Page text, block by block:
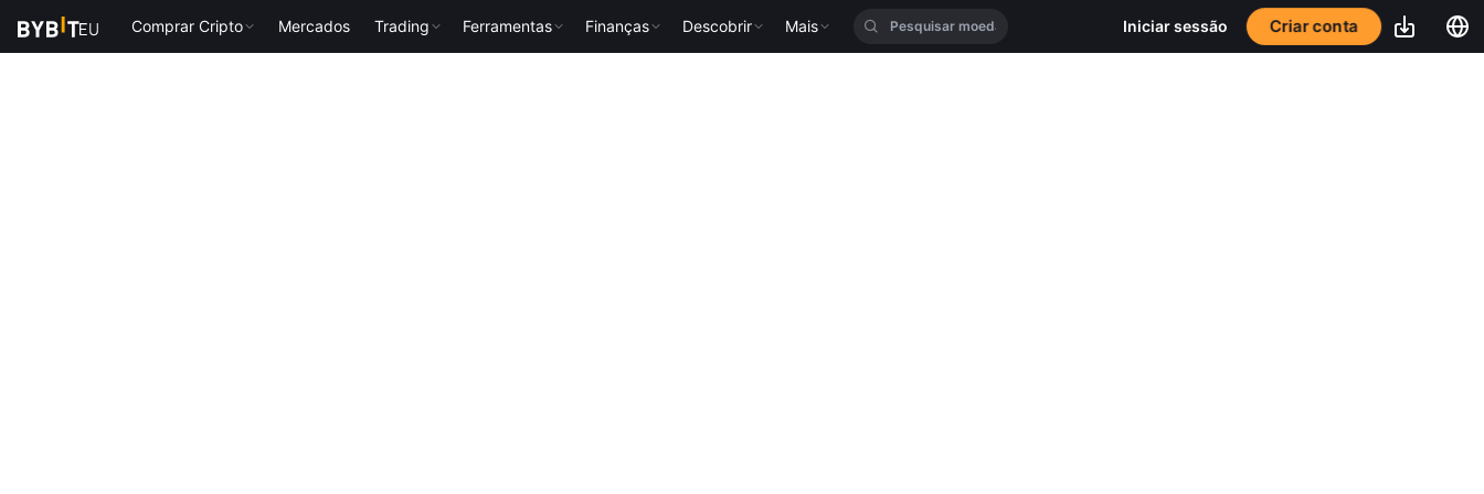
Comprar Cripto Mercados Trading Ferramentas Finanças Descobrir Mais Iniciar sessão Criar conta